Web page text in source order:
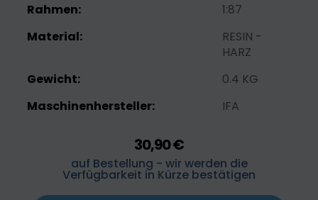
Rahmen:
1:87
Material:
RESIN -
HARZ
Gewicht:
0.4 KG
Maschinenhersteller:
IFA
30,90 €
auf Bestellung - wir werden die
Verfügbarkeit in Kürze bestätigen